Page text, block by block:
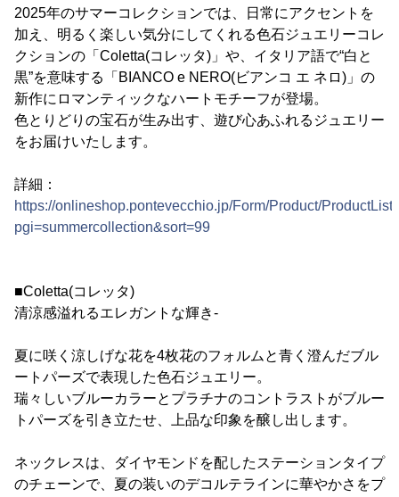
2025年のサマーコレクションでは、日常にアクセントを
加え、明るく楽しい気分にしてくれる色石ジュエリーコレ
クションの「Coletta(コレッタ)」や、イタリア語で“白と
黒”を意味する「BIANCO e NERO(ビアンコ エ ネロ)」の
新作にロマンティックなハートモチーフが登場。
色とりどりの宝石が生み出す、遊び心あふれるジュエリー
をお届けいたします。
詳細：
https://onlineshop.pontevecchio.jp/Form/Product/
pgi=summercollection&sort=99
■Coletta(コレッタ)
清涼感溢れるエレガントな輝き-
夏に咲く涼しげな花を4枚花のフォルムと青く澄んだブル
ートパーズで表現した色石ジュエリー。
瑞々しいブルーカラーとプラチナのコントラストがブルー
トパーズを引き立たせ、上品な印象を醸し出します。
ネックレスは、ダイヤモンドを配したステーションタイプ
のチェーンで、夏の装いのデコルテラインに華やかさをプ